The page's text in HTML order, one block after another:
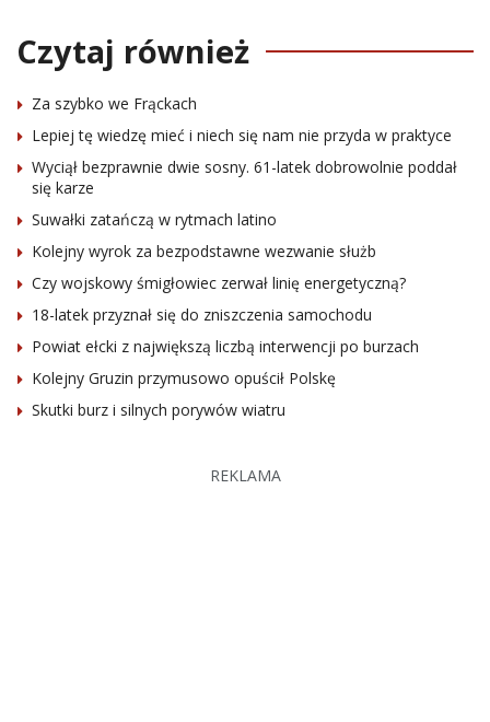
Czytaj również
Za szybko we Frąckach
Lepiej tę wiedzę mieć i niech się nam nie przyda w praktyce
Wyciął bezprawnie dwie sosny. 61-latek dobrowolnie poddał
się karze
Suwałki zatańczą w rytmach latino
Kolejny wyrok za bezpodstawne wezwanie służb
Czy wojskowy śmigłowiec zerwał linię energetyczną?
18-latek przyznał się do zniszczenia samochodu
Powiat ełcki z największą liczbą interwencji po burzach
Kolejny Gruzin przymusowo opuścił Polskę
Skutki burz i silnych porywów wiatru
REKLAMA